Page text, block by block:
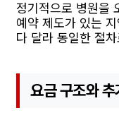
정기적으로 병원을
예약 제도가 있는
다 달라 동일한 절
요금 구조와